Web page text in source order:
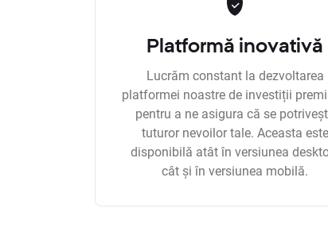
Platformă inovativă
Lucrăm constant la dezvoltarea
platformei noastre de investiții
pentru a ne asigura că se
tuturor nevoilor tale. Aceasta este
disponibilă atât în versiunea
cât și în versiunea mobilă.